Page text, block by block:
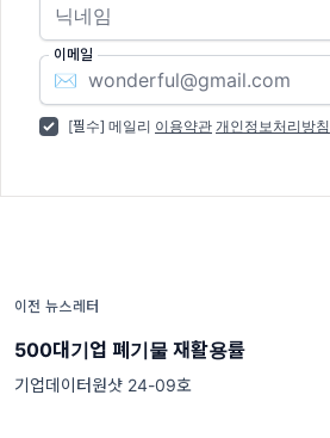
이메일
✉️
[필수] 메일리 이용약관 개인정보처리방침
이전 뉴스레터
500대기업 폐기물 재활용률
기업데이터원샷 24-09호